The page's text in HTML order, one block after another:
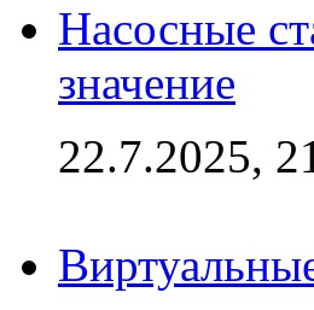
Насосные
значение
22.7.2025,